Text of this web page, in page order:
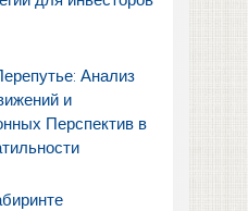
Анализ
и
Перспектив в